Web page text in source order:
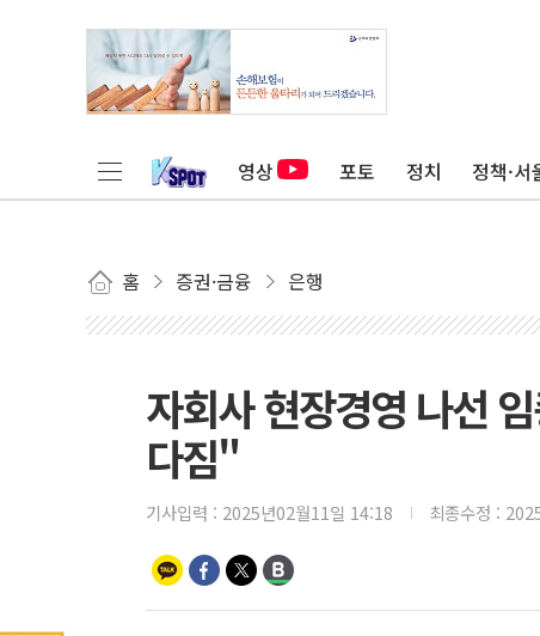
영상 포토 정치 정책·서
홈 증권·금융 은행
자회사 현장경영 나선
다짐"
기사입력 : 2025년02월11일 14:18 최종수정 :